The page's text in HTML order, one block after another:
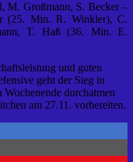
M. Großmann, S. Becker –
(25. Min. R. Winkler), C.
T. Haß (36. Min. E.
und guten
geht der Sieg in
durchatmen
am 27.11. vorbereiten.